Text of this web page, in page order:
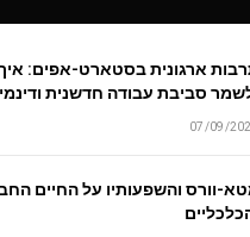
ארגונית בסטארט-אפים: איך
סביבת עבודה חדשנית
07/09/
וורס והשפעותיו על החיים